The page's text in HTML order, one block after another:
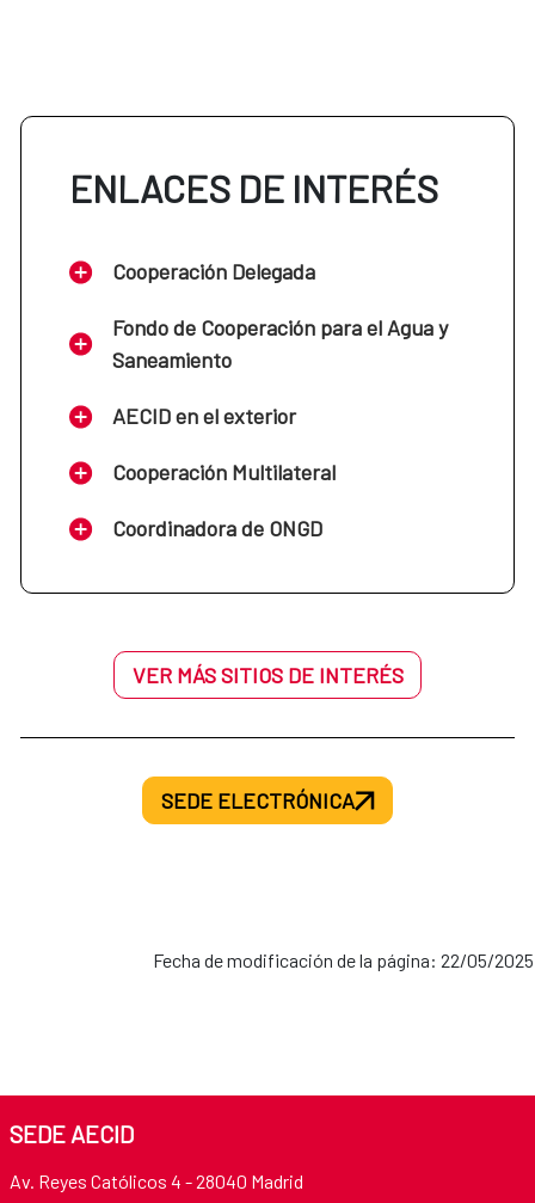
ENLACES DE INTERÉS
Cooperación Delegada
Fondo de Cooperación para el Agua y
Saneamiento
AECID en el exterior
Cooperación Multilateral
Coordinadora de ONGD
VER MÁS SITIOS DE INTERÉS
SEDE ELECTRÓNICA
Fecha de modificación de la página: 22/05/2025
SEDE AECID
Av. Reyes Católicos 4 - 28040 Madrid